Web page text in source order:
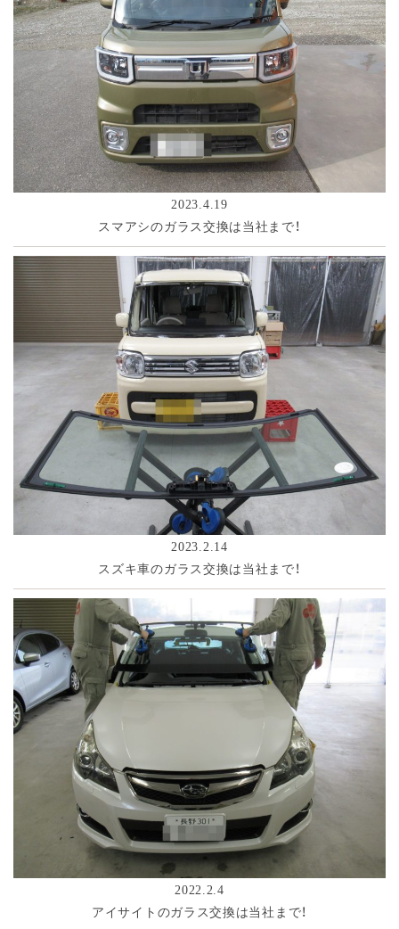
2023.4.19
スマアシのガラス交換は当社まで！
2023.2.14
スズキ車のガラス交換は当社まで！
2022.2.4
アイサイトのガラス交換は当社まで！